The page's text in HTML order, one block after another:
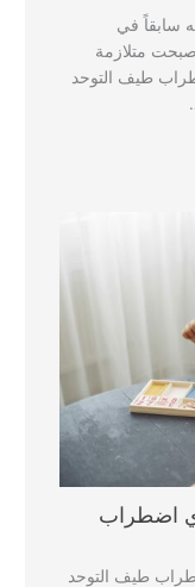
سابقاً في
طيف التوحد. و في عام 2013 أصبحت متلازمة
طيف التوحد
اضطراب
طيف التوحد